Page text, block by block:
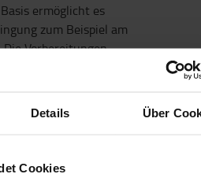
Details Über
Cookies
ermöglicht es
zum Beispiel am
Vorbereitungen
einsetzbar. Doch
System besteht